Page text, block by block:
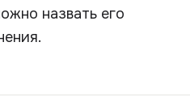
назвать его